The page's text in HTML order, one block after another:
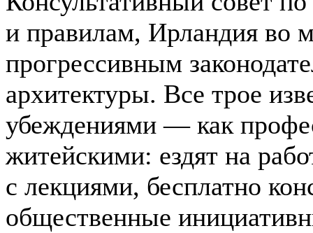
и правилам, Ирландия во
прогрессивным
архитектуры. Все трое
убеждениями — как
житейскими: ездят на
с лекциями, бесплатно
общественные